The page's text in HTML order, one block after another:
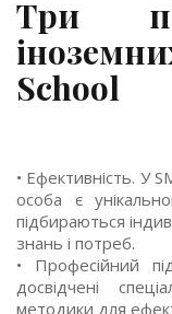
Три
School
• Ефективність. У
особа є
підбираються
знань і потреб.
• Професійний
досвідчені
методики для